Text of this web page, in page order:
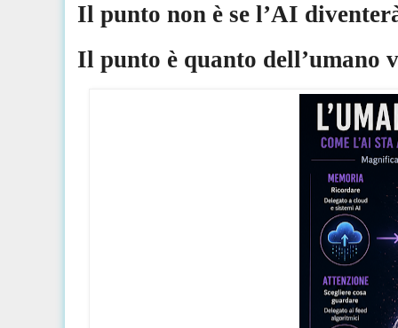
Il punto non è se l’AI
Il punto è quanto dell’umano